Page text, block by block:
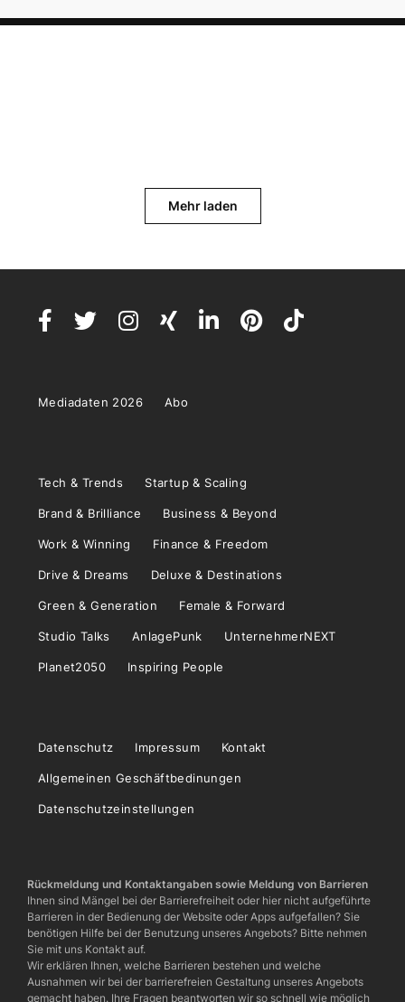
Mehr laden
Mediadaten 2026 Abo
Tech & Trends Startup & Scaling
Brand & Brilliance Business & Beyond
Work & Winning Finance & Freedom
Drive & Dreams Deluxe & Destinations
Green & Generation Female & Forward
Studio Talks AnlagePunk UnternehmerNEXT
Planet2050 Inspiring People
Datenschutz Impressum Kontakt
Allgemeinen Geschäftbedinungen
Datenschutzeinstellungen
Rückmeldung und Kontaktangaben sowie Meldung von Barrieren
Ihnen sind Mängel bei der Barrierefreiheit oder hier nicht aufgeführte
Barrieren in der Bedienung der Website oder Apps aufgefallen? Sie
benötigen Hilfe bei der Benutzung unseres Angebots? Bitte nehmen
Sie mit uns Kontakt auf.
Wir erklären Ihnen, welche Barrieren bestehen und welche
Ausnahmen wir bei der barrierefreien Gestaltung unseres Angebots
gemacht haben. Ihre Fragen beantworten wir so schnell wie möglich